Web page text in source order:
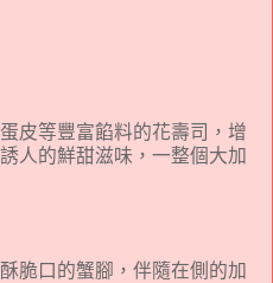
皮等豐富餡料的花壽司，增
人的鮮甜滋味，一整個大加
脆口的蟹腳，伴隨在側的加